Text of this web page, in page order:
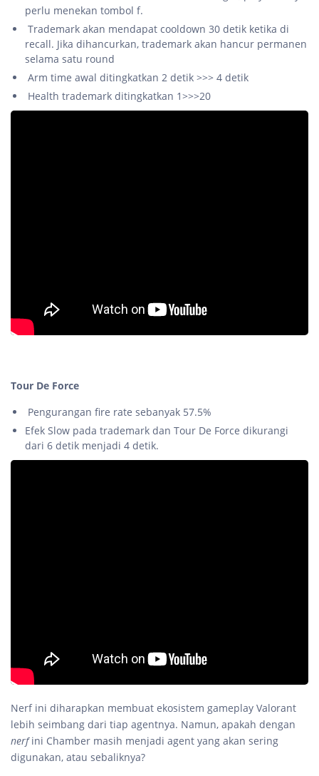
perlu menekan tombol f.
Trademark akan mendapat cooldown 30 detik ketika di
recall. Jika dihancurkan, trademark akan hancur permanen
selama satu round
Arm time awal ditingkatkan 2 detik >>> 4 detik
Health trademark ditingkatkan 1>>>20
Tour De Force
Pengurangan fire rate sebanyak 57.5%
Efek Slow pada trademark dan Tour De Force dikurangi
dari 6 detik menjadi 4 detik.
Nerf ini diharapkan membuat ekosistem gameplay Valorant
lebih seimbang dari tiap agentnya. Namun, apakah dengan
nerfini Chamber masih menjadi agent yang akan sering
digunakan, atau sebaliknya?